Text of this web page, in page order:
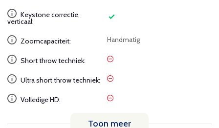
Keystone correctie,
verticaal:
Zoomcapaciteit: Handmatig
Short throw techniek:
Ultra short throw techniek:
Volledige HD:
Toon meer